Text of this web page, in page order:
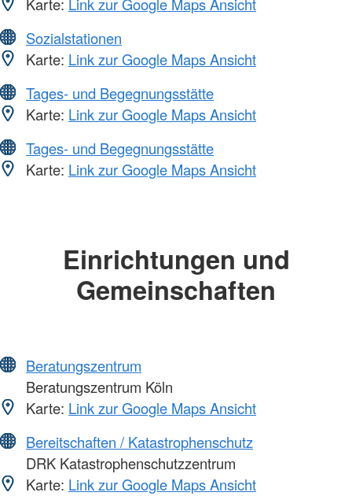
Sozialstationen
Karte: Link zur Google Maps Ansicht
Tages- und Begegnungsstätte
Karte: Link zur Google Maps Ansicht
Tages- und Begegnungsstätte
Karte: Link zur Google Maps Ansicht
Einrichtungen und
Gemeinschaften
Beratungszentrum
Beratungszentrum Köln
Karte: Link zur Google Maps Ansicht
Bereitschaften / Katastrophenschutz
DRK Katastrophenschutzzentrum
Karte: Link zur Google Maps Ansicht